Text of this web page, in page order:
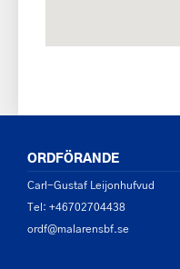
ORDFÖRANDE
Carl-Gustaf Leijonhufvud
Tel: +46702704438
ordf@malarensbf.se